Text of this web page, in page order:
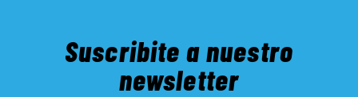
Suscribite a nuestro
newsletter